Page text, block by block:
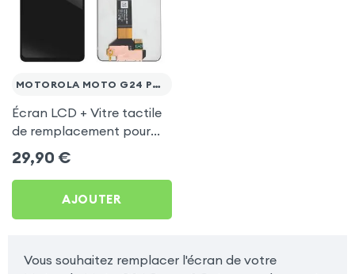
MOTOROLA MOTO G24 POWER
Écran LCD + Vitre tactile
de remplacement pour
Motorola Moto G24
Power
29,90 €
AJOUTER
Vous souhaitez remplacer l'écran de votre